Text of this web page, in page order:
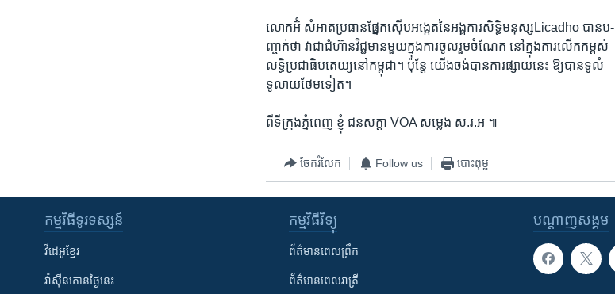
លោកអ៊ំ សំអាតប្រធានផ្នែកស៊ើបអង្កេតនៃអង្គការសិទ្ធិមនុស្សLicadho បានប-
ញ្ចាក់ថា វាជាជំហ៊ានវិជ្ជមានមួយក្នុងការចូលរួមចំណែក នៅក្នុងការលើកកម្ពស់
លទ្ធិប្រជាធិបតេយ្យនៅកម្ពុជា។ ប៉ុន្តែ យើងចង់បានការផ្សាយនេះ ឱ្យបានទូលំ
ទូលាយថែមទៀត។
ពីទីក្រុងភ្នំពេញ ខ្ញុំ ជនសក្តា VOA សម្លេង ស.រ.អ ៕
ចែករំលែក Follow us បោះពុម្ព
បណ្តាញ​សង្គម
កម្មវិធី​ទូរទស្សន៍
វីដេអូ​ខ្មែរ
វ៉ាស៊ីនតោន​ថ្ងៃ​នេះ
កម្មវិធី​វិទ្យុ
ព័ត៌មាន​ពេល​ព្រឹក
ព័ត៌មាន​​ពេល​រាត្រី